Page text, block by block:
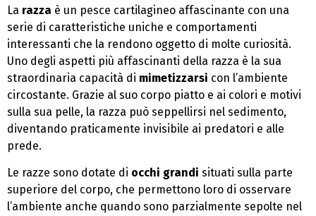
La razza è un pesce cartilagineo affascinante con una
serie di caratteristiche uniche e comportamenti
interessanti che la rendono oggetto di molte curiosità.
Uno degli aspetti più affascinanti della razza è la sua
straordinaria capacità di mimetizzarsi con l’ambiente
circostante. Grazie al suo corpo piatto e ai colori e motivi
sulla sua pelle, la razza può seppellirsi nel sedimento,
diventando praticamente invisibile ai predatori e alle
prede.
Le razze sono dotate di occhi grandi situati sulla parte
superiore del corpo, che permettono loro di osservare
l’ambiente anche quando sono parzialmente sepolte nel